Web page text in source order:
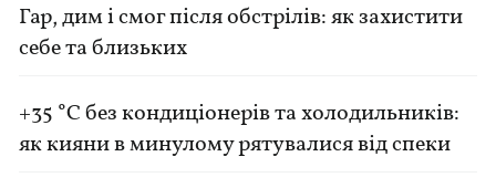
Гар, дим і смог після обстрілів: як захистити
себе та близьких
+35 °C без кондиціонерів та холодильників:
як кияни в минулому рятувалися від спеки